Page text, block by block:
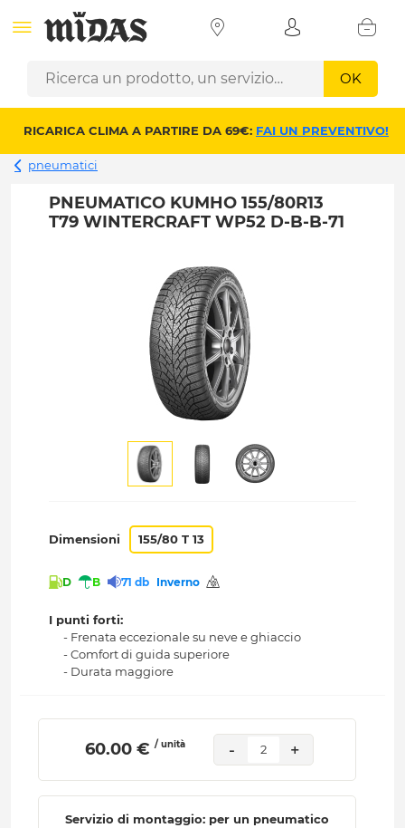
OK
RICARICA CLIMA A PARTIRE DA 69€: FAI UN PREVENTIVO!
pneumatici
PNEUMATICO KUMHO 155/80R13
T79 WINTERCRAFT WP52 D-B-B-71
Dimensioni 155/80 T 13
D B 71 db Inverno
I punti forti:
- Frenata eccezionale su neve e ghiaccio
- Comfort di guida superiore
- Durata maggiore
60.00 € / unità - 2 +
Servizio di montaggio: per un pneumatico